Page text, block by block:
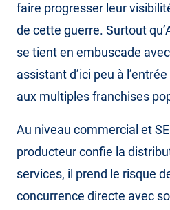
faire progresser leur
de cette guerre. Surtout
se tient en embuscade
assistant d’ici peu à
aux multiples franchises
Au niveau commercial et
producteur confie la
services, il prend le risque
concurrence directe avec